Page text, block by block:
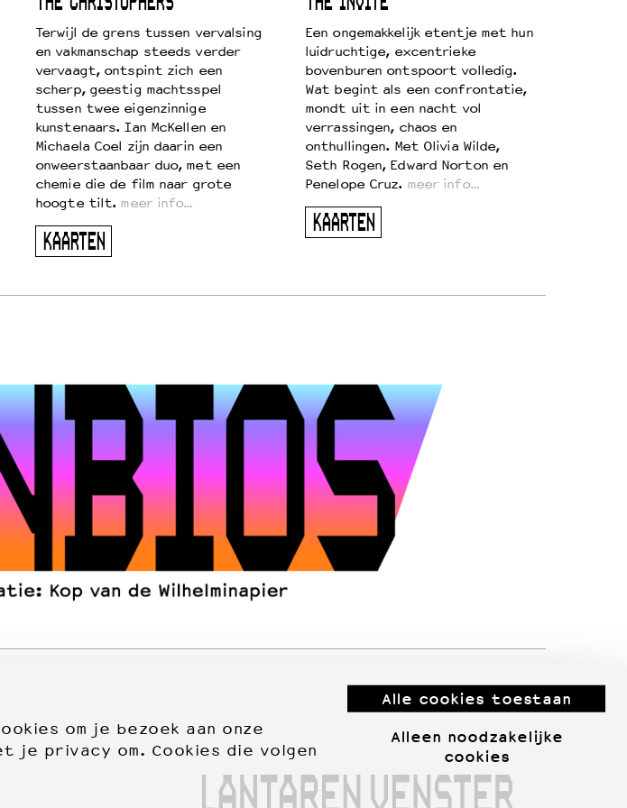
om je bezoek aan onze
je privacy om. Cookies die volgen
Alle cookies toestaan
Alleen noodzakelijke
cookies
Terwijl de grens tussen vervalsing
en vakmanschap steeds verder
vervaagt, ontspint zich een
scherp, geestig machtsspel
tussen twee eigenzinnige
kunstenaars. Ian McKellen en
Michaela Coel zijn daarin een
onweerstaanbaar duo, met een
chemie die de film naar grote
hoogte tilt. meer info…
KAARTEN
Een ongemakkelijk etentje met hun
luidruchtige, excentrieke
bovenburen ontspoort volledig.
Wat begint als een confrontatie,
mondt uit in een nacht vol
verrassingen, chaos en
onthullingen. Met Olivia Wilde,
Seth Rogen, Edward Norton en
Penelope Cruz. meer info…
KAARTEN